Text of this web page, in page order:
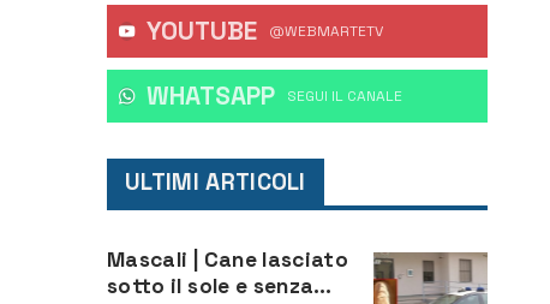
YOUTUBE @WEBMARTETV
WHATSAPP ‎SEGUI IL CANALE
ULTIMI ARTICOLI
Mascali | Cane lasciato
sotto il sole e senza